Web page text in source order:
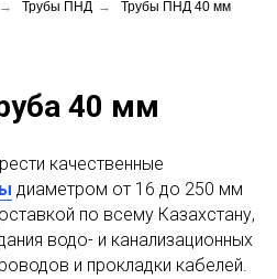
→ Трубы ПНД → Трубы ПНД 40 мм
40 мм
качественные
диаметром от 16 до 250 мм
по всему Казахстану,
водо- и канализационных
и прокладки кабелей.